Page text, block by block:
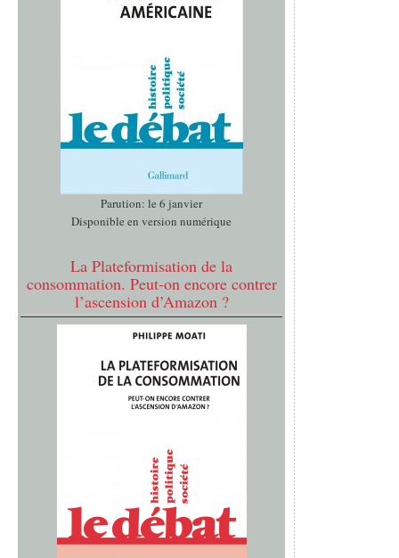
Parution: le 6 janvier
Disponible en version numérique
La Plateformisation de la
consommation. Peut-on encore contrer
l’ascension d’Amazon ?